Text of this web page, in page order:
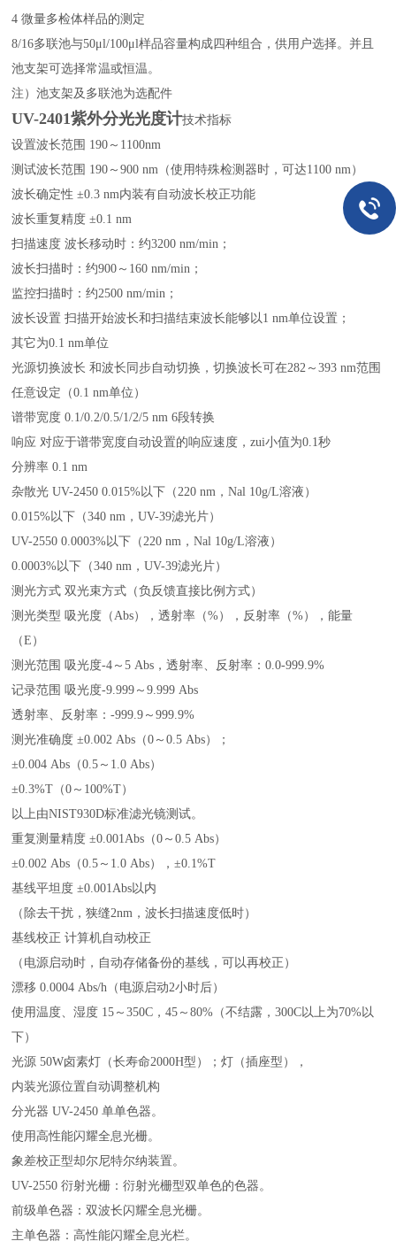
4 微量多检体样品的测定
8/16多联池与50μl/100μl样品容量构成四种组合，供用户选择。并且
池支架可选择常温或恒温。
注）池支架及多联池为选配件
UV-2401紫外分光光度计技术指标
设置波长范围 190～1100nm
测试波长范围 190～900 nm（使用特殊检测器时，可达1100 nm）
波长确定性 ±0.3 nm内装有自动波长校正功能
波长重复精度 ±0.1 nm
扫描速度 波长移动时：约3200 nm/min；
波长扫描时：约900～160 nm/min；
监控扫描时：约2500 nm/min；
波长设置 扫描开始波长和扫描结束波长能够以1 nm单位设置；
其它为0.1 nm单位
光源切换波长 和波长同步自动切换，切换波长可在282～393 nm范围
任意设定（0.1 nm单位）
谱带宽度 0.1/0.2/0.5/1/2/5 nm 6段转换
响应 对应于谱带宽度自动设置的响应速度，zui小值为0.1秒
分辨率 0.1 nm
杂散光 UV-2450 0.015%以下（220 nm，Nal 10g/L溶液）
0.015%以下（340 nm，UV-39滤光片）
UV-2550 0.0003%以下（220 nm，Nal 10g/L溶液）
0.0003%以下（340 nm，UV-39滤光片）
测光方式 双光束方式（负反馈直接比例方式）
测光类型 吸光度（Abs），透射率（%），反射率（%），能量
（E）
测光范围 吸光度-4～5 Abs，透射率、反射率：0.0-999.9%
记录范围 吸光度-9.999～9.999 Abs
透射率、反射率：-999.9～999.9%
测光准确度 ±0.002 Abs（0～0.5 Abs）；
±0.004 Abs（0.5～1.0 Abs）
±0.3%T（0～100%T）
以上由NIST930D标准滤光镜测试。
重复测量精度 ±0.001Abs（0～0.5 Abs）
±0.002 Abs（0.5～1.0 Abs），±0.1%T
基线平坦度 ±0.001Abs以内
（除去干扰，狭缝2nm，波长扫描速度低时）
基线校正 计算机自动校正
（电源启动时，自动存储备份的基线，可以再校正）
漂移 0.0004 Abs/h（电源启动2小时后）
使用温度、湿度 15～350C，45～80%（不结露，300C以上为70%以
下）
光源 50W卤素灯（长寿命2000H型）；灯（插座型），
内装光源位置自动调整机构
分光器 UV-2450 单单色器。
使用高性能闪耀全息光栅。
象差校正型却尔尼特尔纳装置。
UV-2550 衍射光栅：衍射光栅型双单色的色器。
前级单色器：双波长闪耀全息光栅。
主单色器：高性能闪耀全息光栏。